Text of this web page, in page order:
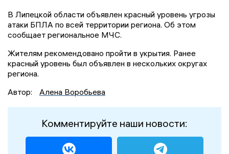
В Липецкой области объявлен красный уровень угрозы
атаки БПЛА по всей территории региона. Об этом
сообщает региональное МЧС.
Жителям рекомендовано пройти в укрытия. Ранее
красный уровень был объявлен в нескольких округах
региона.
Автор:
Алена Воробьева
Комментируйте наши новости: